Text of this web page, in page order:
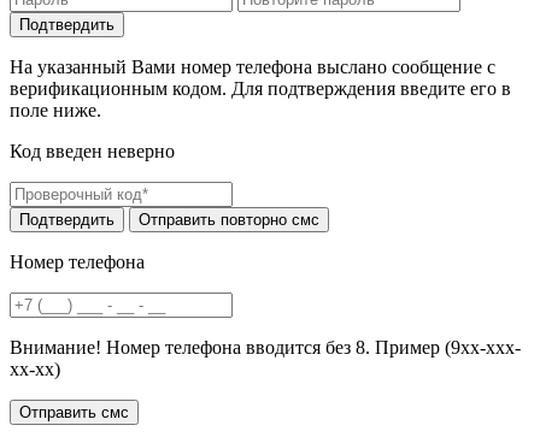
На указанный Вами номер телефона выслано сообщение с
верификационным кодом. Для подтверждения введите его в
поле ниже.
Код введен неверно
Номер телефона
Внимание! Номер телефона вводится без 8. Пример (9хх-ххх-
хх-хх)